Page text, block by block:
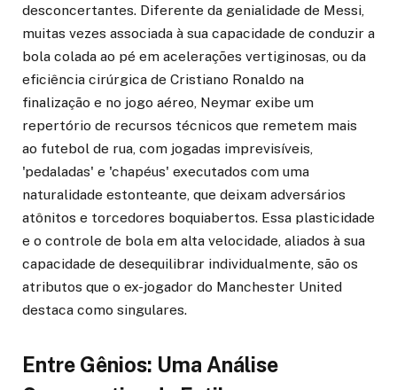
desconcertantes. Diferente da genialidade de Messi,
muitas vezes associada à sua capacidade de conduzir a
bola colada ao pé em acelerações vertiginosas, ou da
eficiência cirúrgica de Cristiano Ronaldo na
finalização e no jogo aéreo, Neymar exibe um
repertório de recursos técnicos que remetem mais
ao futebol de rua, com jogadas imprevisíveis,
'pedaladas' e 'chapéus' executados com uma
naturalidade estonteante, que deixam adversários
atônitos e torcedores boquiabertos. Essa plasticidade
e o controle de bola em alta velocidade, aliados à sua
capacidade de desequilibrar individualmente, são os
atributos que o ex-jogador do Manchester United
destaca como singulares.
Entre Gênios: Uma Análise